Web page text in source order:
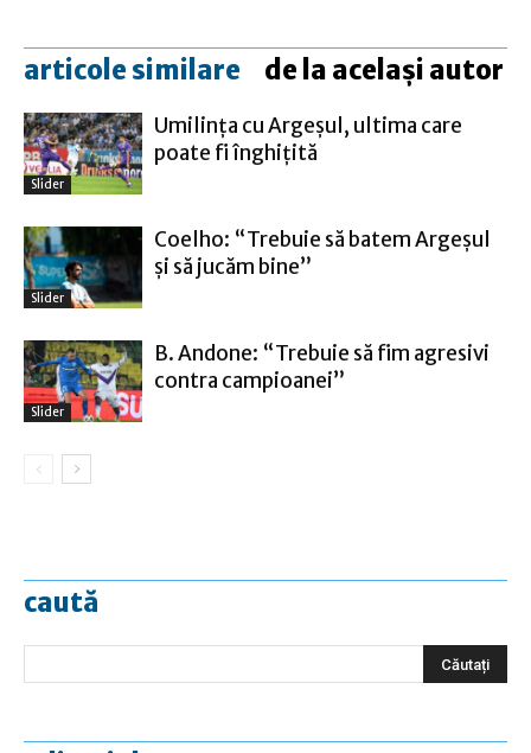
articole similare de la același autor
Slider
Umilinţa cu Argeşul, ultima care
poate fi înghiţită
Slider
Coelho: “Trebuie să batem Argeşul
şi să jucăm bine”
Slider
B. Andone: “Trebuie să fim agresivi
contra campioanei”
caută